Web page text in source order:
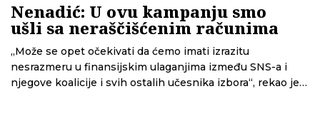
Nenadić: U ovu kampanju smo
ušli sa neraščišćenim računima
„Može se opet očekivati da ćemo imati izrazitu
nesrazmeru u finansijskim ulaganjima između SNS-a i
njegove koalicije i svih ostalih učesnika izbora“, rekao je u